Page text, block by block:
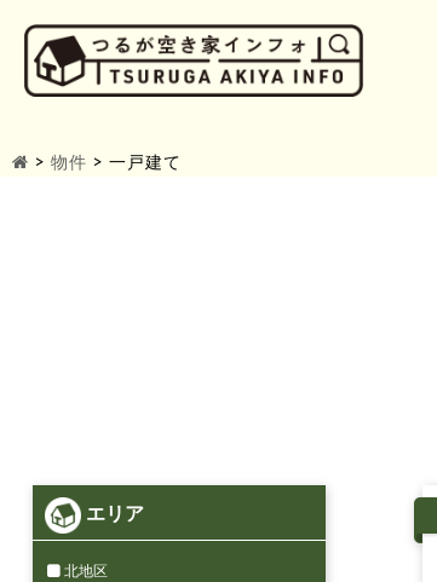
> 物件 > 一戸建て
エリア
北地区